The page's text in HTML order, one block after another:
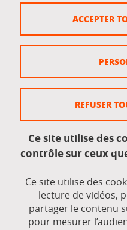
"virtuellement" à l'aide d'un VPN
informatique si nécessaire).
Crédits
Mentions légales
Actualités de l'UGA
Données personnelles
Ce site utilise des
contrôle sur ceux
Ce site utilise des
lecture de vidéos,
partager le contenu
pour mesurer
ACCEPTER
REFUSER